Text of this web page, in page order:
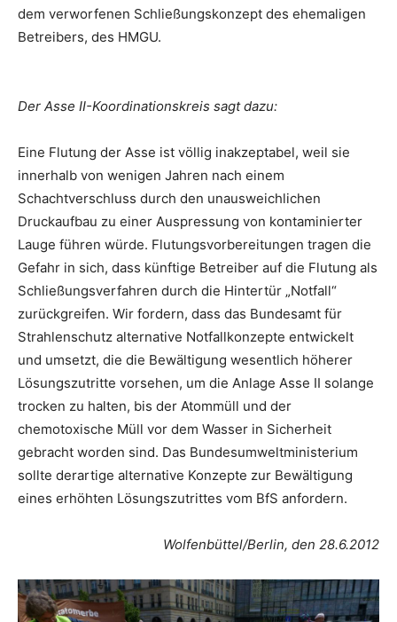
dem verworfenen Schließungskonzept des ehemaligen
Betreibers, des HMGU.
Der Asse II-Koordinationskreis sagt dazu:
Eine Flutung der Asse ist völlig inakzeptabel, weil sie
innerhalb von wenigen Jahren nach einem
Schachtverschluss durch den unausweichlichen
Druckaufbau zu einer Auspressung von kontaminierter
Lauge führen würde. Flutungsvorbereitungen tragen die
Gefahr in sich, dass künftige Betreiber auf die Flutung als
Schließungsverfahren durch die Hintertür „Notfall“
zurückgreifen. Wir fordern, dass das Bundesamt für
Strahlenschutz alternative Notfallkonzepte entwickelt
und umsetzt, die die Bewältigung wesentlich höherer
Lösungszutritte vorsehen, um die Anlage Asse II solange
trocken zu halten, bis der Atommüll und der
chemotoxische Müll vor dem Wasser in Sicherheit
gebracht worden sind. Das Bundesumweltministerium
sollte derartige alternative Konzepte zur Bewältigung
eines erhöhten Lösungszutrittes vom BfS anfordern.
Wolfenbüttel/Berlin, den 28.6.2012